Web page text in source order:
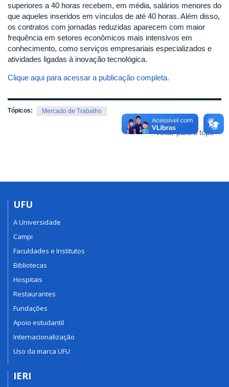
superiores a 40 horas recebem, em média, salários menores do
que aqueles inseridos em vínculos de até 40 horas. Além disso,
os contratos com jornadas reduzidas aparecem com maior
frequência em setores econômicos mais intensivos em
conhecimento, como serviços empresariais especializados e
atividades ligadas à inovação tecnológica.
Clique aqui para acessar a publicação completa.
Tópicos: Mercado de Trabalho
Voltar para o topo
UFU
A Universidade
Campi
Faculdades e Institutos
Bibliotecas
Hospitais
Restaurantes
Fundações
Apoio estudantil
Internacionalização
Uso da marca UFU
IERI